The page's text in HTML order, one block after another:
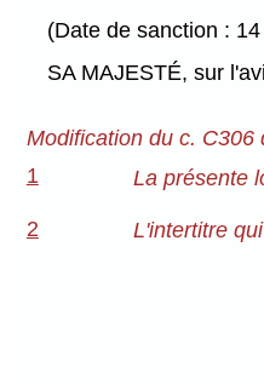
(Date de sanction :
SA MAJESTÉ, sur
Modification du c. C306
1
La présente
2 L'intertitre